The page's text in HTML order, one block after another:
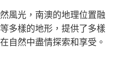
風光，南澳的地理位置融
多樣的地形，提供了多樣
自然中盡情探索和享受。